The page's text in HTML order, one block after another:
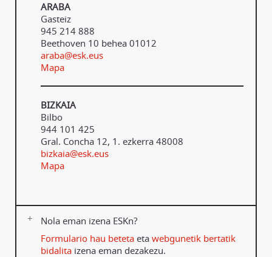
ARABA
Gasteiz
945 214 888
Beethoven 10 behea 01012
araba@esk.eus
Mapa
BIZKAIA
Bilbo
944 101 425
Gral. Concha 12, 1. ezkerra 48008
bizkaia@esk.eus
Mapa
Nola eman izena ESKn?
Formulario hau beteta eta webgunetik bertatik
bidalita izena eman dezakezu.